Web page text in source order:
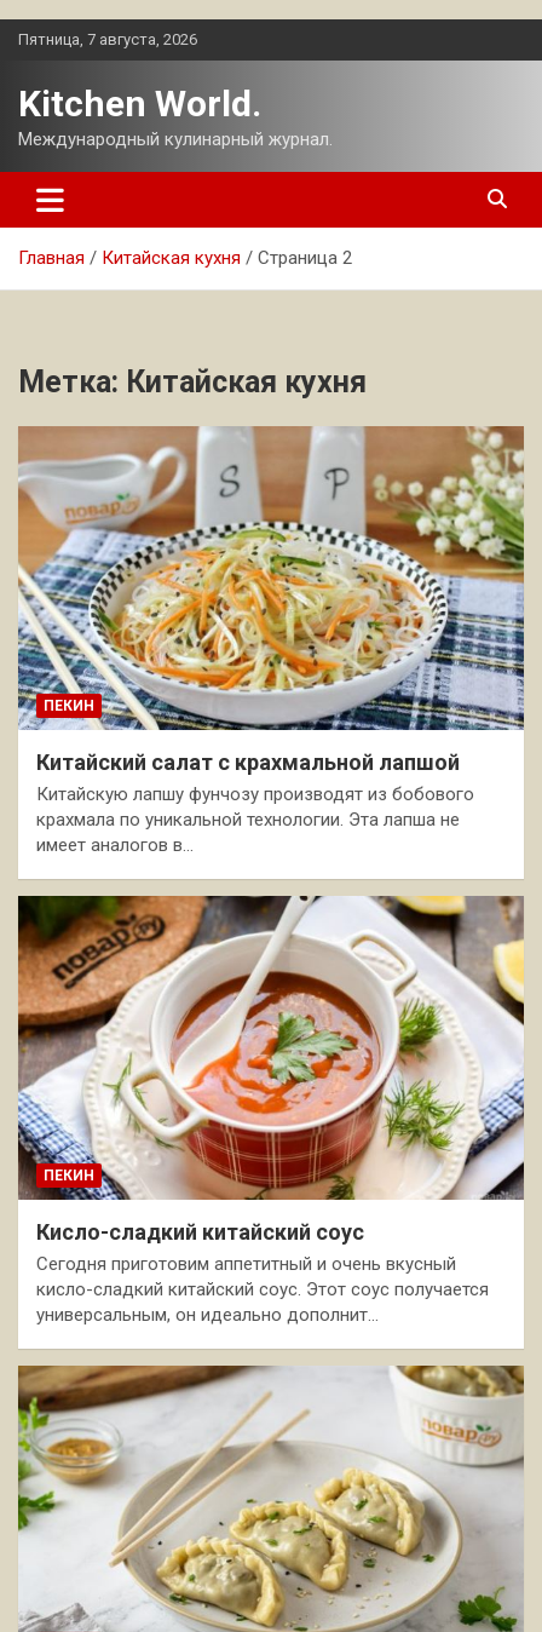
Перейти
Пятница, 7 августа, 2026
Kitchen World.
Международный кулинарный журнал.
Главная Китайская кухня Страница 2
Метка: Китайская кухня
ПЕКИН
Китайский салат с крахмальной лапшой
Китайскую лапшу фунчозу производят из бобового
крахмала по уникальной технологии. Эта лапша не
имеет аналогов в…
ПЕКИН
Кисло-сладкий китайский соус
Сегодня приготовим аппетитный и очень вкусный
кисло-сладкий китайский соус. Этот соус получается
универсальным, он идеально дополнит…